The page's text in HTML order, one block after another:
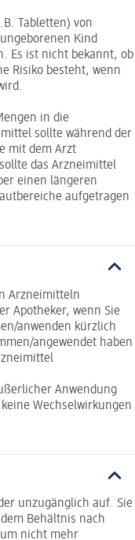
Tabletten) von
Kind
Es ist nicht bekannt, ob
Risiko besteht, wenn
in die
sollte während der
mit dem Arzt
das Arzneimittel
einen längeren
aufgetragen
Arzneimitteln
Apotheker, wenn Sie
anwenden kürzlich
angewendet haben
Anwendung
Wechselwirkungen
unzugänglich auf. Sie
Behältnis nach
nicht mehr